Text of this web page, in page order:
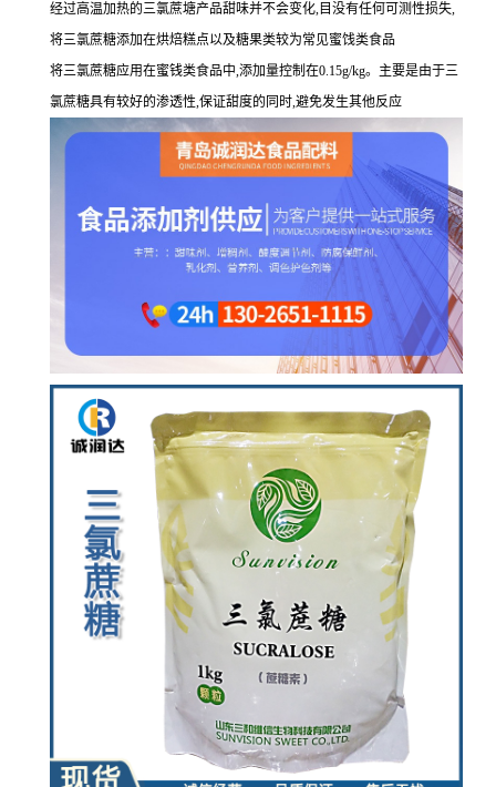
经过高温加热的三氯蔗塘产品甜味并不会变化,目没有任何可测性损失,
将三氯蔗糖添加在烘焙糕点以及糖果类较为常见蜜饯类食品
将三氯蔗糖应用在蜜钱类食品中,添加量控制在0.15g/kg。主要是由于三
氯蔗糖具有较好的渗透性,保证甜度的同时,避免发生其他反应